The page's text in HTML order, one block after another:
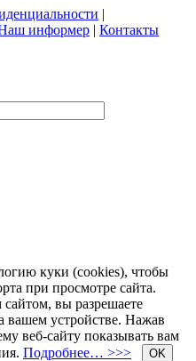
|
информер | Контакты
куки (cookies), чтобы
при просмотре сайта.
вы разрешаете
вашем устройстве. Нажав
веб-сайту показывать вам
Подробнее… >>> OK